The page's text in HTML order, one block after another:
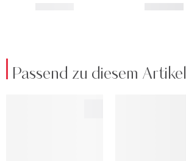
Passend zu diesem Artikel